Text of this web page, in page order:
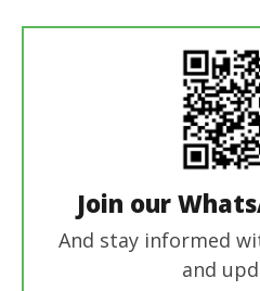
Join our
And stay informed
and